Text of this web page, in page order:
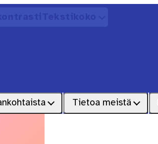
Tietoa meistä